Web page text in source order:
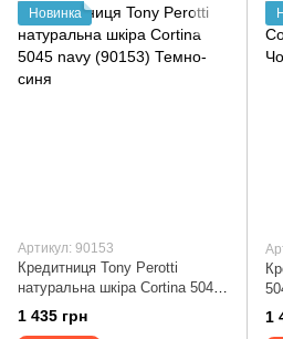
Новинка
Артикул: 90153
Кредитниця Tony Perotti
натуральна шкіра Cortina 5045
navy (90153) Темно-синя
1 435 грн 1